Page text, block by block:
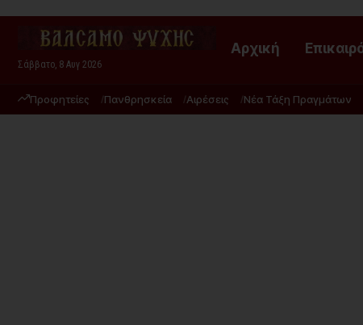
Σάββατο, 8 Αυγ 2026
Αρχική
Προφητείες Πανθρησκεία Αιρέσεις Νέα Τάξη Πραγμάτων